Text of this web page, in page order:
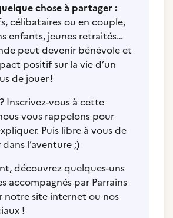
chose à partager :
célibataires ou en couple,
enfants, jeunes retraités…
peut devenir bénévole et
positif sur la vie d’un
de jouer !
Inscrivez-vous à cette
vous rappelons pour
Puis libre à vous de
l’aventure ;)
découvrez quelques-uns
accompagnés par Parrains
notre site internet ou nos
!